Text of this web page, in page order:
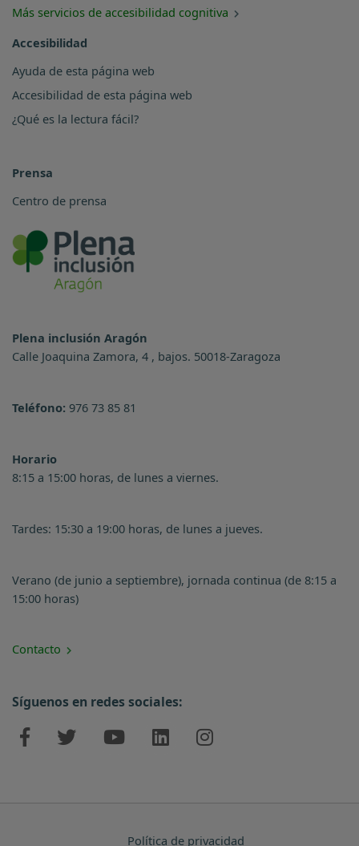
Más servicios de accesibilidad cognitiva
Accesibilidad
Ayuda de esta página web
Accesibilidad de esta página web
¿Qué es la lectura fácil?
Prensa
Centro de prensa
Plena inclusión Aragón
Calle Joaquina Zamora, 4 , bajos. 50018-Zaragoza
Teléfono: 976 73 85 81
Horario
8:15 a 15:00 horas, de lunes a viernes.
Tardes: 15:30 a 19:00 horas, de lunes a jueves.
Verano (de junio a septiembre), jornada continua (de 8:15 a
15:00 horas)
Contacto
Síguenos en redes sociales:
Política de privacidad